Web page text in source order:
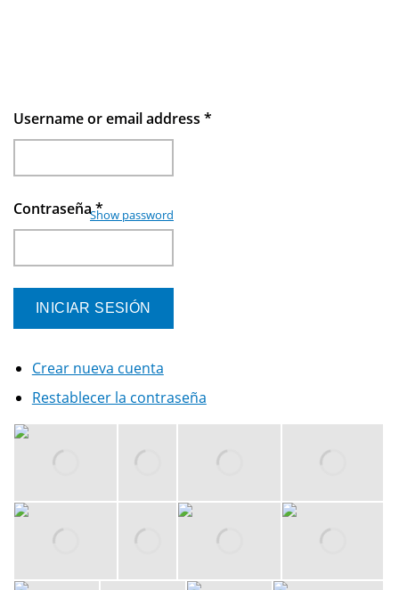
Username or email address *
Contraseña*
Show password
Crear nueva cuenta
Restablecer la contraseña